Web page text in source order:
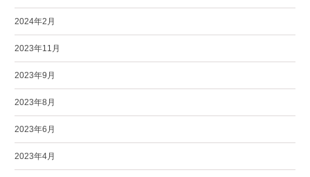
2024年2月
2023年11月
2023年9月
2023年8月
2023年6月
2023年4月